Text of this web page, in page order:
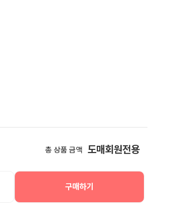
총 상품 금액 도매회원전용
구매하기